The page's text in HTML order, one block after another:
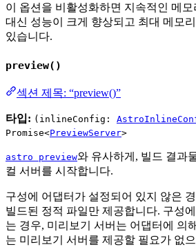
이 옵션을 비활성화하면 지속적인 메
대신 성능이 크게 향상되고 최대 메모
있습니다.
preview()
섹션 제목: “preview()”
타입: (inlineConfig:
Promise<PreviewServer>
astro preview와 유사하게, 빌드 결과
컬 서버를 시작합니다.
구성에 어댑터가 설정되어 있지 않은
빌드된 정적 파일만 제공합니다. 구성
는 경우, 미리보기 서버는 어댑터에 의
는 미리보기 서버를 제공할 필요가 없